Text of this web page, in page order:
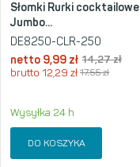
Słomki Rurki cocktailowe
Jumbo...
DE8250-CLR-250
netto 9,99 zł 14,27zł
brutto 12,29 zł 17,55zł
Wysyłka 24 h
DO KOSZYKA